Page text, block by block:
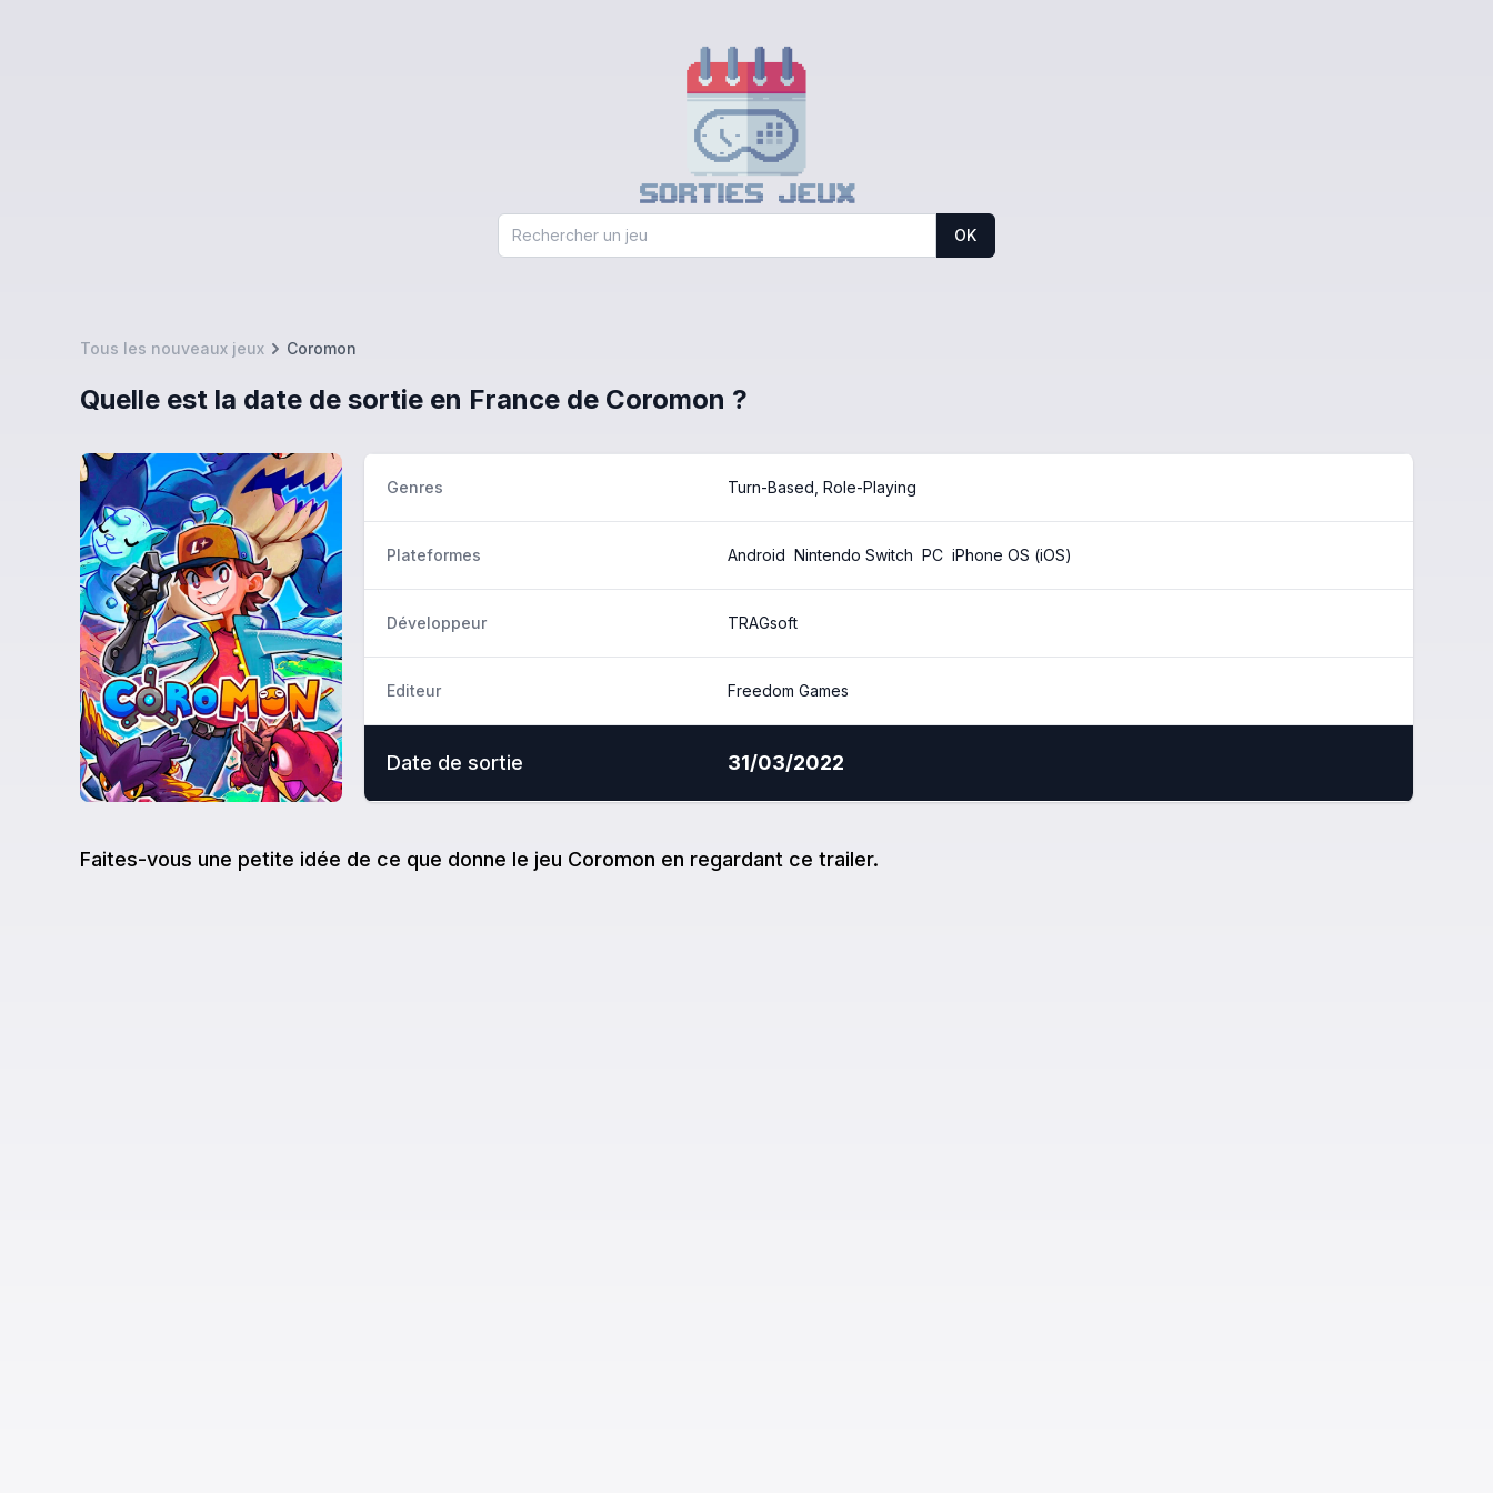
OK
Tous les nouveaux jeux Coromon
Quelle est la date de sortie en France de Coromon ?
Genres Turn-Based, Role-Playing
Plateformes Android Nintendo Switch PC iPhone OS (iOS)
Développeur TRAGsoft
Editeur Freedom Games
Date de sortie 31/03/2022
Faites-vous une petite idée de ce que donne le jeu Coromon en regardant ce trailer.